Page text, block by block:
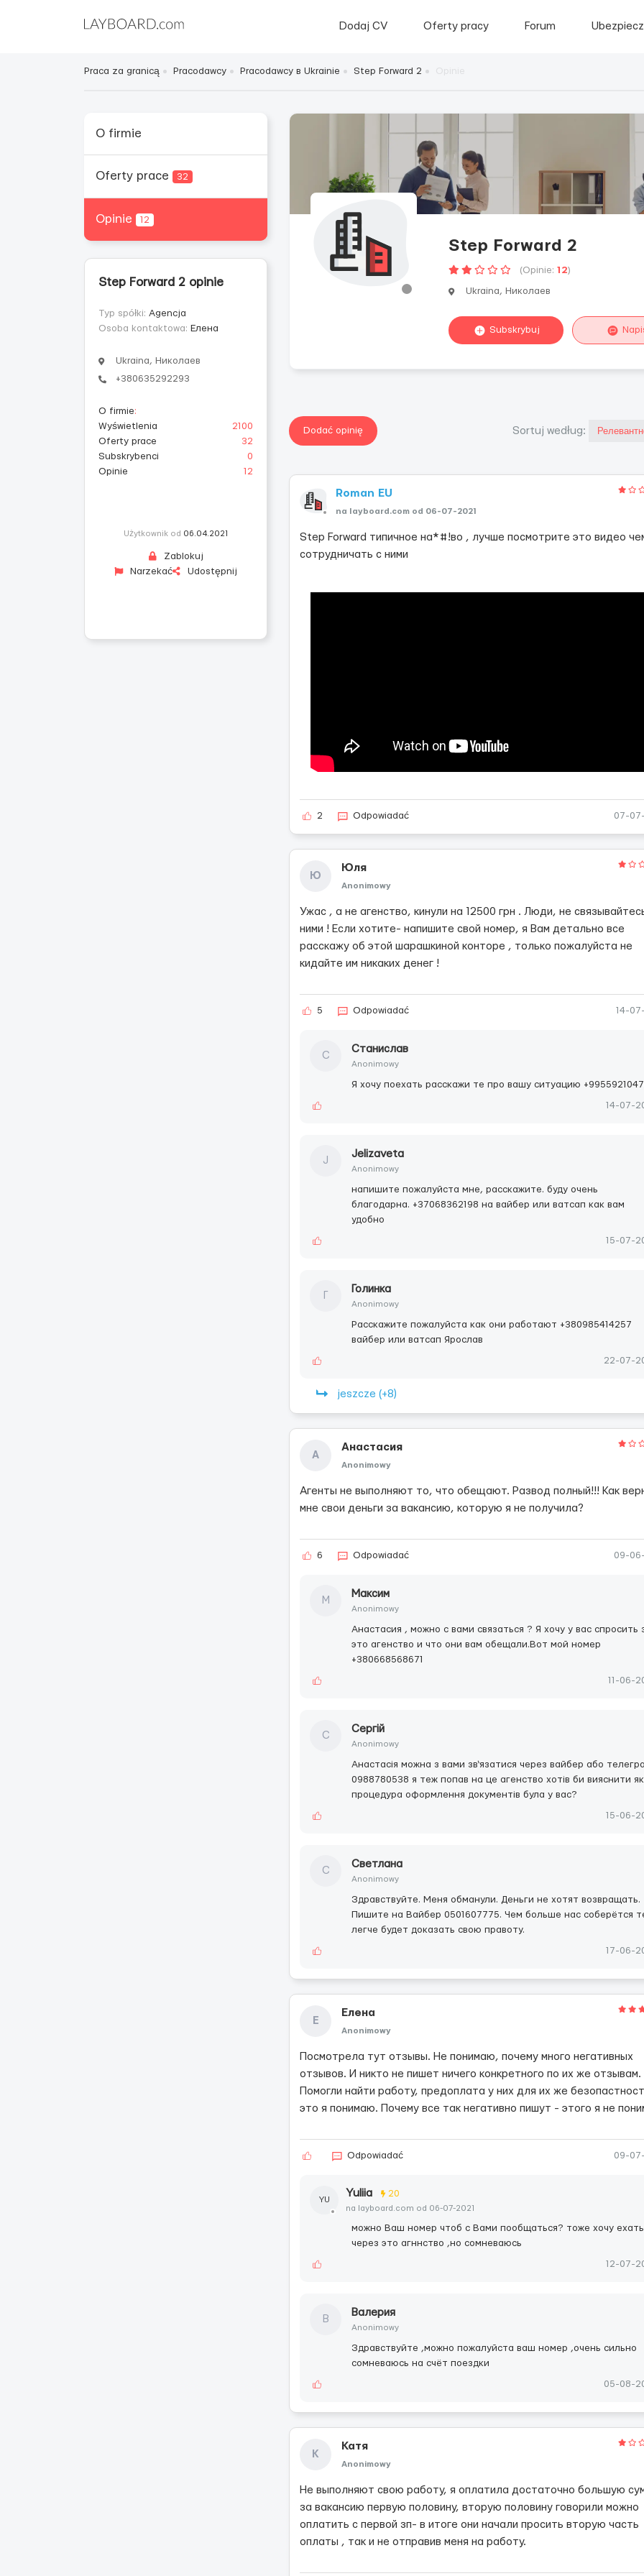
Dodaj CV Oferty pracy Forum
Praca za granicą Pracodawcy Pracodawcy в Ukrainie Step Forward 2
O firmie
Oferty prace 32
Opinie 12
Step Forward 2 opinie
Typ spółki: Agencja
Osoba kontaktowa: Елена
Ukraina, Николаев
+380635292293
O firmie:
Wyświetlenia
2100
Oferty prace
32
Subskrybenci
0
Opinie
12
Użytkownik od 06.04.2021
Zablokuj
Narzekać
Udostępnij
Step Forward 2
(Opinie: 12)
Ukraina, Николаев
Subskrybuj
Dodać opinię Sortuj według:
Roman EU
na layboard.com od 06-07-2021
Step Forward типичное на*#!во , лучше посмотрите это видео
сотрудничать с ними
2 Odpowiadać 07-
Ю
Юля
Anonimowy
Ужас , а не агенство, кинули на 12500 грн . Люди, не
ними ! Если хотите- напишите свой номер, я Вам детально все
расскажу об этой шарашкиной конторе , только пожалуйста не
кидайте им никаких денег !
5 Odpowiadać 14-
С
Станислав
Anonimowy
Я хочу поехать расскажи те про вашу ситуацию
14-07-
J
Jelizaveta
Anonimowy
напишите пожалуйста мне, расскажите. буду очень
благодарна. +37068362198 на вайбер или ватсап как вам
удобно
15-07-
Голинка
Anonimowy
Расскажите пожалуйста как они работают +380985414257
вайбер или ватсап Ярослав
22-07-
jeszcze (+8)
А
Анастасия
Anonimowy
Агенты не выполняют то, что обещают. Развод полный!!! Как
мне свои деньги за вакансию, которую я не получила?
6 Odpowiadać 09-
М
Максим
Anonimowy
Анастасия , можно с вами связаться ? Я хочу у вас спросить
это агенство и что они вам обещали.Вот мой номер
+380668568671
11-06-
С
Сергій
Anonimowy
Анастасія можна з вами зв‘язатися через вайбер або
0988780538 я теж попав на це агенство хотів би вияснити
процедура оформлення документів була у вас?
15-06-
С
Светлана
Anonimowy
Здравствуйте. Меня обманули. Деньги не хотят возвращать.
Пишите на Вайбер 0501607775. Чем больше нас соберётся
легче будет доказать свою правоту.
17-06-
Е
Елена
Anonimowy
Посмотрела тут отзывы. Не понимаю, почему много негативных
отзывов. И никто не пишет ничего конкретного по их же отзывам.
Помогли найти работу, предоплата у них для их же
это я понимаю. Почему все так негативно пишут - этого я не
Odpowiadać 09-
YU
Yuliia 20
na layboard.com od 06-07-2021
можно Ваш номер чтоб с Вами пообщаться? тоже хочу ехать
через это агннство ,но сомневаюсь
12-07-
В
Валерия
Anonimowy
Здравствуйте ,можно пожалуйста ваш номер ,очень сильно
сомневаюсь на счёт поездки
05-08-
К
Катя
Anonimowy
Не выполняют свою работу, я оплатила достаточно большую
за вакансию первую половину, вторую половину говорили можно
оплатить с первой зп- в итоге они начали просить вторую часть
оплаты , так и не отправив меня на работу.